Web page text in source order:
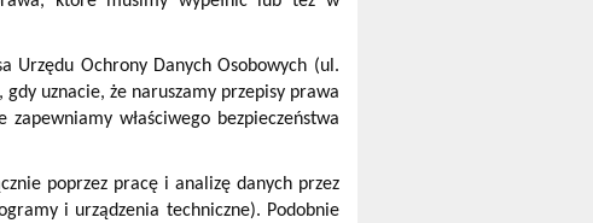
Urzędu Ochrony Danych Osobowych (ul.
uznacie, że naruszamy przepisy prawa
właściwego bezpieczeństwa
poprzez pracę i analizę danych przez
i urządzenia techniczne). Podobnie